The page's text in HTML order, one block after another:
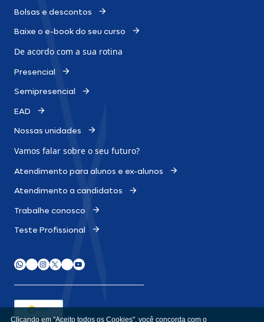
Bolsas e descontos
Baixe o e-book do seu curso
De acordo com a sua rotina
Presencial
Semipresencial
EAD
Nossas unidades
Vamos falar sobre o seu futuro?
Atendimento para alunos e ex-alunos
Atendimento a candidatos
Trabalhe conosco
Teste Profissional
Clicando em "Aceito todos os Cookies", você concorda com o